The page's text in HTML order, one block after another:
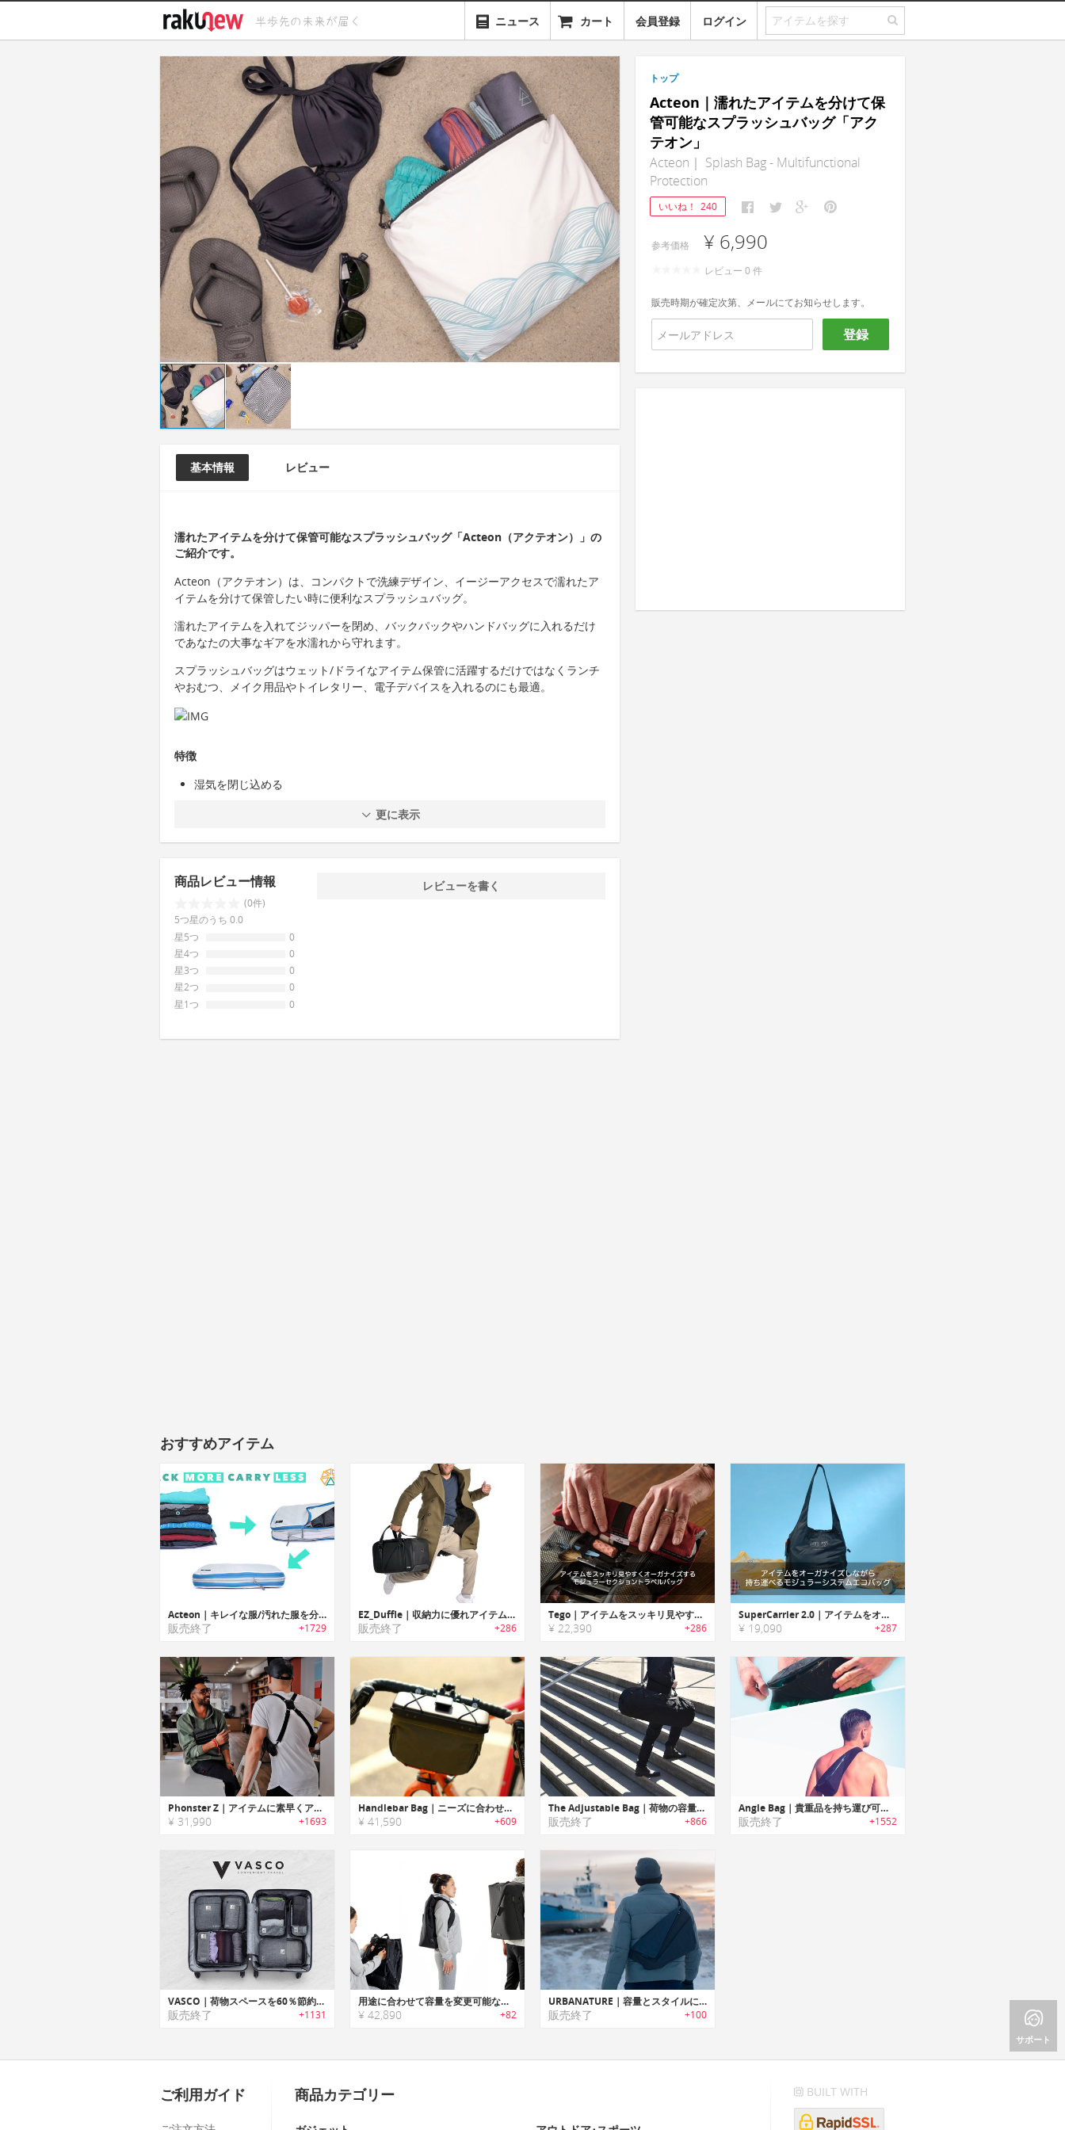
ニュース カート 会員登録 ログイン
基本情報 レビュー
濡れたアイテムを分けて保管可能なスプラッシュバッグ「Acteon（アクテオン）」の
ご紹介です。
Acteon（アクテオン）は、コンパクトで洗練デザイン、イージーアクセスで濡れたア
イテムを分けて保管したい時に便利なスプラッシュバッグ。
濡れたアイテムを入れてジッパーを閉め、バックパックやハンドバッグに入れるだけ
であなたの大事なギアを水濡れから守れます。
スプラッシュバッグはウェット/ドライなアイテム保管に活躍するだけではなくランチ
やおむつ、メイク用品やトイレタリー、電子デバイスを入れるのにも最適。
特徴
湿気を閉じ込める
更に表示
商品レビュー情報
(0件)
5つ星のうち 0.0
星5つ
0
星4つ
0
星3つ
0
星2つ
0
星1つ
0
レビューを書く
トップ
Acteon｜濡れたアイテムを分けて保
管可能なスプラッシュバッグ「アク
テオン」
Acteon｜ Splash Bag - Multifunctional
Protection
いいね！ 240
参考価格 ¥ 6,990
レビュー 0 件
販売時期が確定次第、メールにてお知らせします。
登録
おすすめアイテム
Acteon｜キレイな服/汚れた服を分けて収納可能な旅行用圧縮パッキングキューブシステム「アクテオン」
販売終了 +1729
EZ_Duffle｜収納力に優れアイテムをすっきりオーガナイズ可能なダッフルバッグ「イージーダッフル」
販売終了 +286
Tego｜アイテムをスッキリ見やすくオーガナイズするモジュラーセクショントラベルバッグ「テゴ」
¥ 22,390 +286
SuperCarrier 2.0｜アイテムをオーガナイズしながら持ち運べるモジュラーシステムエコバッグ「スーパーキャリアー2.0」
¥ 19,090 +287
Phonster Z｜アイテムに素早くアクセス可能なホルスターデザインレザーバッグ「フォンスターZ」
¥ 31,990 +1693
Handlebar Bag｜ニーズに合わせてカスタマイズ・マウント可能なハンドルバーバッグ
¥ 41,590 +609
The Adjustable Bag｜荷物の容量に合わせて3つのサイズに切り替え可能なコンバーチブルバッグ「タブ」
販売終了 +866
Angle Bag｜貴重品を持ち運び可能なウォータープルーフベルトバッグ「アングルバッグ」
販売終了 +1552
VASCO｜荷物スペースを60％節約可能なスマートパッキングキューブバッグ「ヴァスコ」
販売終了 +1131
用途に合わせて容量を変更可能なオリガミにインスパイアされたバックパック「RiutBag（リュートバッグ）」
¥ 42,890 +82
URBANATURE｜容量とスタイルに合わせて使い分け可能なバッグシステム「アーバネイチャー」
販売終了 +100
サポート
ご利用ガイド 商品カテゴリー BUILT WITH